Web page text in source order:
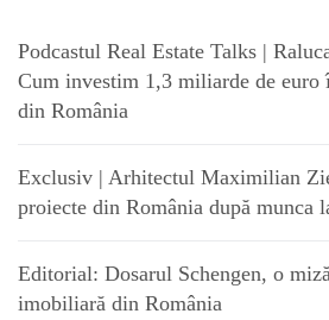
Podcastul Real Estate Talks |
Cum investim 1,3 miliarde de
din România
Exclusiv | Arhitectul Maximilian
proiecte din România după munca
Editorial: Dosarul Schengen, o
imobiliară din România